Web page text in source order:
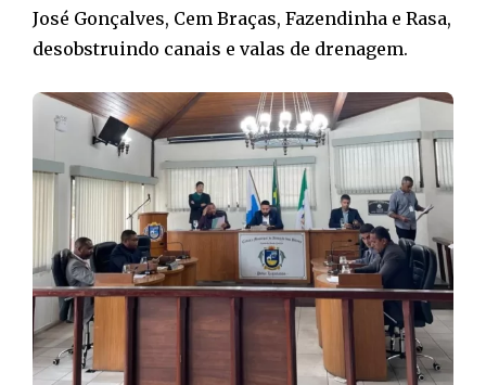
José Gonçalves, Cem Braças, Fazendinha e Rasa,
desobstruindo canais e valas de drenagem.